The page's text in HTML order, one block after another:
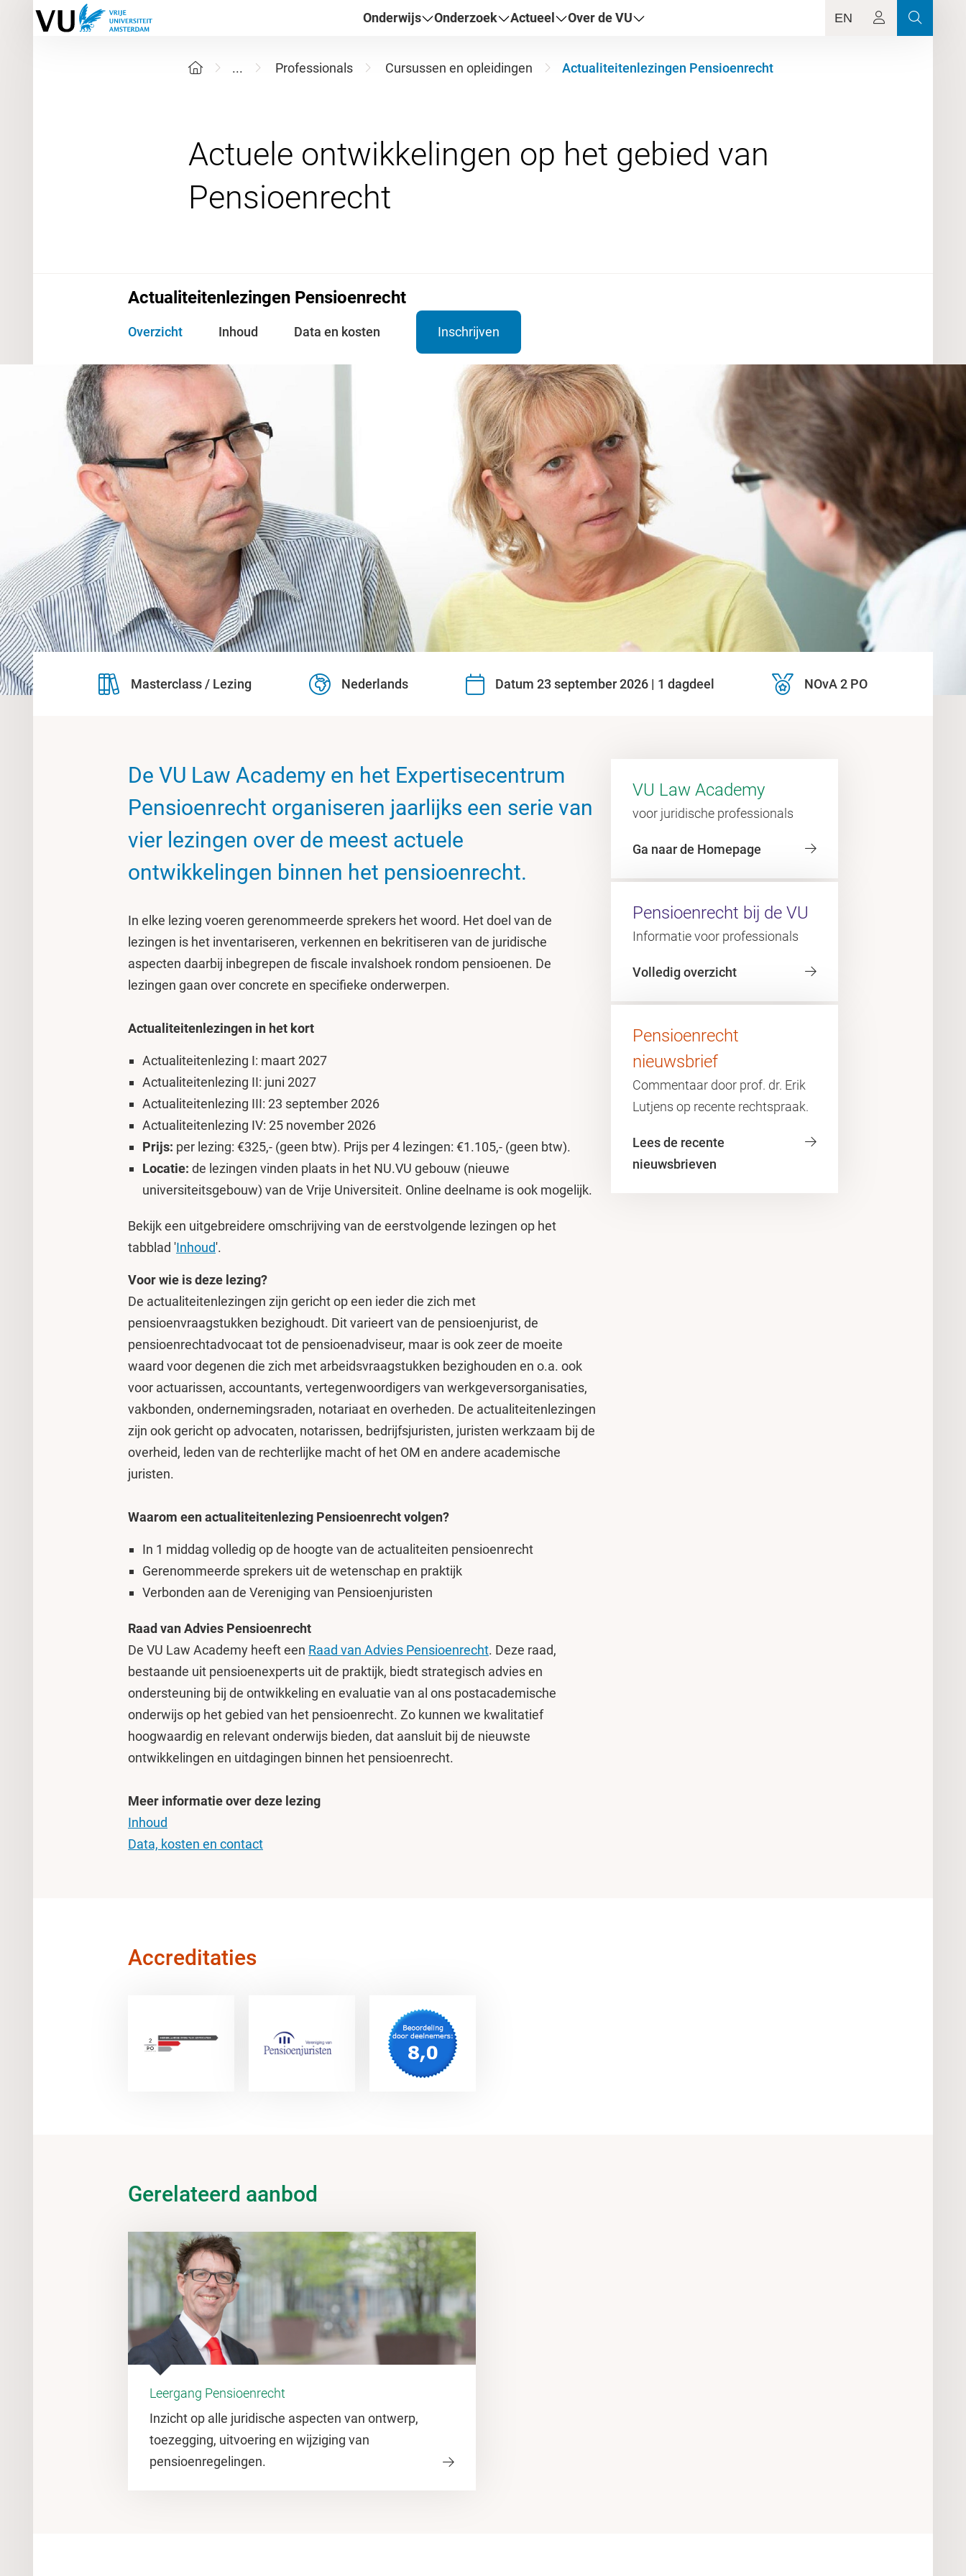
Onderwijs Onderzoek Actueel Over de VU EN
... Professionals Cursussen en opleidingen Actualiteitenlezingen Pensioenrecht
Actuele ontwikkelingen op het gebied van
Actualiteitenlezingen Pensioenrecht
Overzicht Inhoud Data en kosten Inschrijven
Masterclass / Lezing Nederlands Datum 23 september 2026 | 1 dagdeel NOvA 2 PO
De VU Law Academy en het Expertisecentrum
Pensioenrecht organiseren jaarlijks een serie van
vier lezingen over de meest actuele
ontwikkelingen binnen het pensioenrecht.
In elke lezing voeren gerenommeerde sprekers het woord. Het doel van de
lezingen is het inventariseren, verkennen en bekritiseren van de juridische
aspecten daarbij inbegrepen de fiscale invalshoek rondom pensioenen. De
lezingen gaan over concrete en specifieke onderwerpen.
Actualiteitenlezingen in het kort
Actualiteitenlezing I: maart 2027
Actualiteitenlezing II: juni 2027
Actualiteitenlezing III: 23 september 2026
Actualiteitenlezing IV: 25 november 2026
Prijs: per lezing: €325,- (geen btw). Prijs per 4 lezingen: €1.105,- (geen btw).
Locatie: de lezingen vinden plaats in het NU.VU gebouw (nieuwe
universiteitsgebouw) van de Vrije Universiteit. Online deelname is ook mogelijk.
Bekijk een uitgebreidere omschrijving van de eerstvolgende lezingen op het
tabblad 'Inhoud'.
Voor wie is deze lezing?
De actualiteitenlezingen zijn gericht op een ieder die zich met
pensioenvraagstukken bezighoudt. Dit varieert van de pensioenjurist, de
pensioenrechtadvocaat tot de pensioenadviseur, maar is ook zeer de moeite
waard voor degenen die zich met arbeidsvraagstukken bezighouden en o.a. ook
voor actuarissen, accountants, vertegenwoordigers van werkgeversorganisaties,
vakbonden, ondernemingsraden, notariaat en overheden. De actualiteitenlezingen
zijn ook gericht op advocaten, notarissen, bedrijfsjuristen, juristen werkzaam bij de
overheid, leden van de rechterlijke macht of het OM en andere academische
juristen.
Waarom een actualiteitenlezing Pensioenrecht volgen?
In 1 middag volledig op de hoogte van de actualiteiten pensioenrecht
Gerenommeerde sprekers uit de wetenschap en praktijk
Verbonden aan de Vereniging van Pensioenjuristen
Raad van Advies Pensioenrecht
De VU Law Academy heeft een Raad van Advies Pensioenrecht. Deze raad,
bestaande uit pensioenexperts uit de praktijk, biedt strategisch advies en
ondersteuning bij de ontwikkeling en evaluatie van al ons postacademische
onderwijs op het gebied van het pensioenrecht. Zo kunnen we kwalitatief
hoogwaardig en relevant onderwijs bieden, dat aansluit bij de nieuwste
ontwikkelingen en uitdagingen binnen het pensioenrecht.
Meer informatie over deze lezing
Inhoud
Data, kosten en contact
VU Law Academy
voor juridische professionals
Ga naar de Homepage
Pensioenrecht bij de VU
Informatie voor professionals
Volledig overzicht
Pensioenrecht
nieuwsbrief
Commentaar door prof. dr. Erik
Lutjens op recente rechtspraak.
Lees de recente
nieuwsbrieven
Accreditaties
Gerelateerd aanbod
Leergang Pensioenrecht
Inzicht op alle juridische aspecten van ontwerp,
toezegging, uitvoering en wijziging van
pensioenregelingen.